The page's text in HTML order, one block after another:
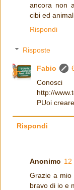
ancora non
cibi ed
Rispondi
Risposte
Fabio
http://
PUoi
Rispondi
Anonimo 12
Grazie a mio
bravo di io e